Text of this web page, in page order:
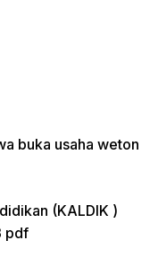
buka usaha weton
(KALDIK )
pdf